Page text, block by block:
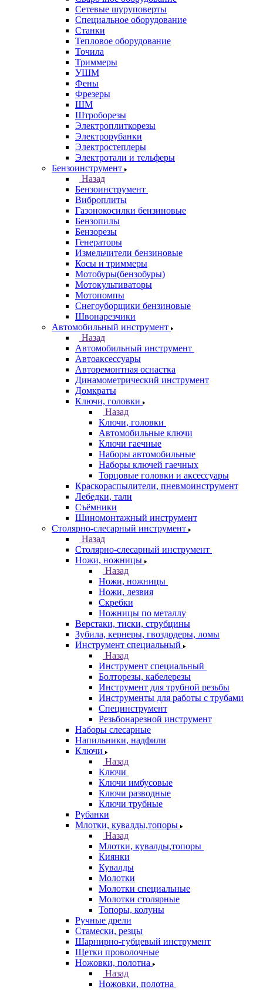
Сетевые шуруповерты
Специальное оборудование
Станки
Тепловое оборудование
Точила
Триммеры
УШМ
Фены
Фрезеры
ШМ
Штроборезы
Электроплиткорезы
Электрорубанки
Электростеплеры
Электротали и тельферы
Бензоинструмент
Назад
Бензоинструмент
Виброплиты
Газонокосилки бензиновые
Бензопилы
Бензорезы
Генераторы
Измельчители бензиновые
Косы и триммеры
Мотобуры(бензобуры)
Мотокультиваторы
Мотопомпы
Снегоуборщики бензиновые
Швонарезчики
Автомобильный инструмент
Назад
Автомобильный инструмент
Автоаксессуары
Авторемонтная оснастка
Динамометрический инструмент
Домкраты
Ключи, головки
Назад
Ключи, головки
Автомобильные ключи
Ключи гаечные
Наборы автомобильные
Наборы ключей гаечных
Торцовые головки и аксессуары
Краскораспылители, пневмоинструмент
Лебедки, тали
Съёмники
Шиномонтажный инструмент
Столярно-слесарный инструмент
Назад
Столярно-слесарный инструмент
Ножи, ножницы
Назад
Ножи, ножницы
Ножи, лезвия
Скребки
Ножницы по металлу
Верстаки, тиски, струбцины
Зубила, кернеры, гвоздодеры, ломы
Инструмент специальный
Назад
Инструмент специальный
Болторезы, кабелерезы
Инструмент для трубной резьбы
Инструменты для работы с трубами
Специнструмент
Резьбонарезной инструмент
Наборы слесарные
Напильники, надфили
Ключи
Назад
Ключи
Ключи имбусовые
Ключи разводные
Ключи трубные
Рубанки
Млотки, кувалды,топоры
Назад
Млотки, кувалды,топоры
Киянки
Кувалды
Молотки
Молотки специальные
Молотки столярные
Топоры, колуны
Ручные дрели
Стамески, резцы
Шарнирно-губцевый инструмент
Щетки проволочные
Ножовки, полотна
Назад
Ножовки, полотна